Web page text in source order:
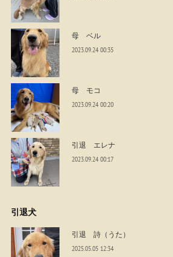
母 ベル
2023.09.24 00:35
母 モコ
2023.09.24 00:20
引退 エレナ
2023.09.24 00:17
引退犬
引退 詩（うた）
2025.05.05 12:34